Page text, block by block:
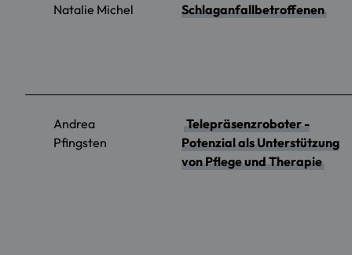
Natalie Michel
Schlaganfallbetroffenen
Andrea
Pfingsten
Telepräsenzroboter -
Potenzial als Unterstützung
von Pflege und Therapie